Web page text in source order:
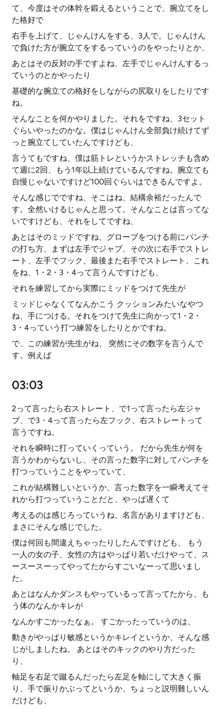
て、今度はその体幹を鍛えるということで、腕立てをし
た格好で
右手を上げて、じゃんけんをする、3人で。じゃんけん
で負けた方が腕立てをするっていうのをやったりとか、
あとはその反対の手ですよね、左手でじゃんけんするっ
ていうのとかやったり
基礎的な腕立ての格好をしながらの尻取りをしたりです
ね。
そんなことを何かやりました。それをですね、3セット
ぐらいやったのかな。僕はじゃんけん全部負け続けてず
っと腕立てしていたんですけども、
言うてもですね、僕は筋トレというかストレッチも含め
て週に2回、もう1年以上続けているんですね。腕立ても
自慢じゃないですけど100回ぐらいはできるんですよ。
そんな感じでですね、そこはね、結構余裕だったんで
す。全然いけるじゃんと思って。そんなことは言ってな
いですけども、それをしてですね、
あとはそのミッドですね、グローブをつける前にパンチ
の打ち方、まずは左手でジャブ、その次に右手でストレ
ート、左手でフック、最後また右手でストレート、これ
をね、1・2・3・4って言うんですけども、
それを練習してから実際にミッドをつけて先生が
ミッドじゃなくてなんかこう クッションみたいなやつ
ね、手につける。それをつけて先生に向かって1・2・
3・4っていう打つ練習をしたりとかですね。
で、この練習が先生がね、 突然にその数字を言うんで
す。例えば
03:03
2って言ったら右ストレート、で1って言ったら左ジャ
ブ、で3・4って言ったら左フック、右ストレートって
言うですね。
それを瞬時に打っていくっていう。 だから先生が何を
言うかわからないし、その言った数字に対してパンチを
打つっていうことをやっていて、
これが結構難しいというか、言った数字を一瞬考えてそ
れから打つっていうことだと、やっぱ遅くて
考えるのは感じろっていうね、名言がありますけども、
まさにそんな感じでした。
僕は何回も間違えちゃったりしたんですけども、 もう
一人の女の子、女性の方はやっぱり若いだけやって、ス
ースースーってやってたからすごいなーって思いまし
た。
あとはなんかダンスもやっているって言ってたから、も
う体のなんかキレが
なんかすごかったなぁ。 すごかったっていうのは、
動きがやっぱり敏感というかキレイというか、そんな感
じがしましたね。 あとはそのキックのやり方だった
り、
軸足を右足で蹴るんだったら左足を軸にして大きく振
り、手で振りかぶってというか、ちょっと説明難しいん
だけども、